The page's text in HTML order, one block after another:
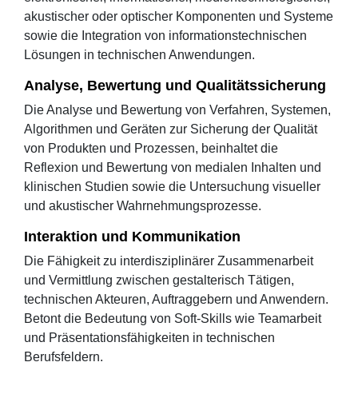
akustischer oder optischer Komponenten und Systeme
sowie die Integration von informationstechnischen
Lösungen in technischen Anwendungen.
Analyse, Bewertung und Qualitätssicherung
Die Analyse und Bewertung von Verfahren, Systemen,
Algorithmen und Geräten zur Sicherung der Qualität
von Produkten und Prozessen, beinhaltet die
Reflexion und Bewertung von medialen Inhalten und
klinischen Studien sowie die Untersuchung visueller
und akustischer Wahrnehmungsprozesse.
Interaktion und Kommunikation
Die Fähigkeit zu interdisziplinärer Zusammenarbeit
und Vermittlung zwischen gestalterisch Tätigen,
technischen Akteuren, Auftraggebern und Anwendern.
Betont die Bedeutung von Soft-Skills wie Teamarbeit
und Präsentationsfähigkeiten in technischen
Berufsfeldern.